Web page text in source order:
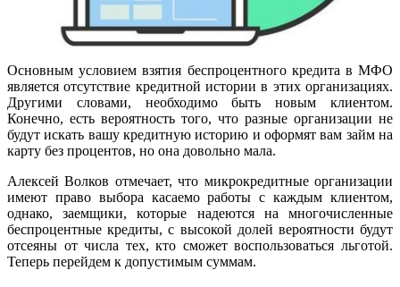
Основным условием взятия беспроцентного кредита в МФО
является отсутствие кредитной истории в этих организациях.
Другими словами, необходимо быть новым клиентом.
Конечно, есть вероятность того, что разные организации не
будут искать вашу кредитную историю и оформят вам займ на
карту без процентов, но она довольно мала.
Алексей Волков отмечает, что микрокредитные организации
имеют право выбора касаемо работы с каждым клиентом,
однако, заемщики, которые надеются на многочисленные
беспроцентные кредиты, с высокой долей вероятности будут
отсеяны от числа тех, кто сможет воспользоваться льготой.
Теперь перейдем к допустимым суммам.